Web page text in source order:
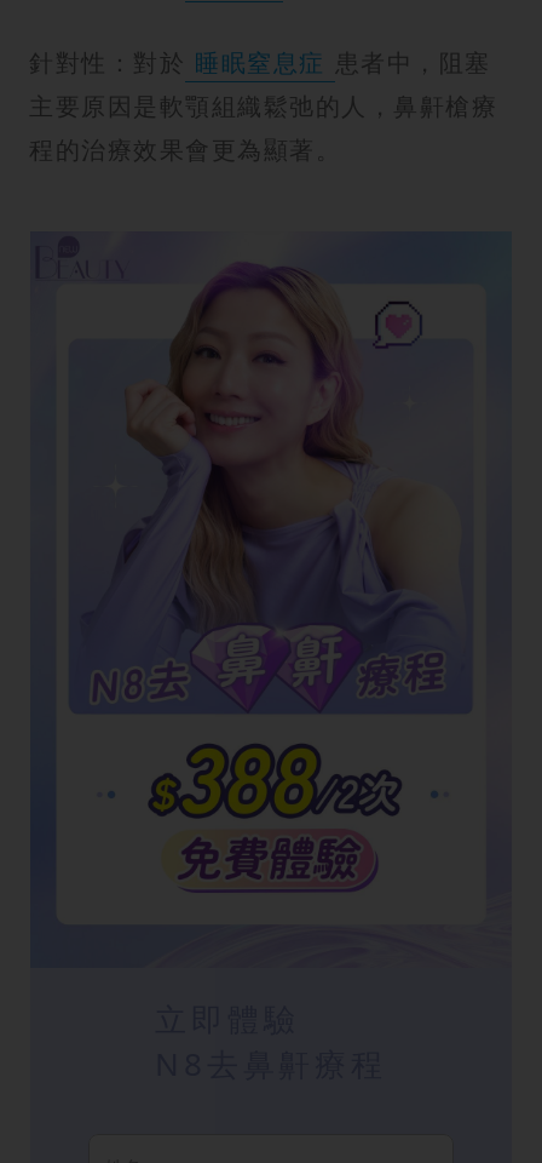
針對性：對於 睡眠窒息症 患者中，阻塞
主要原因是軟顎組織鬆弛的人，鼻鼾槍療
程的治療效果會更為顯著。